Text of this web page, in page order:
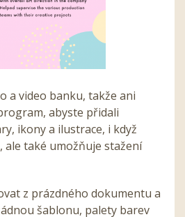
a video banku, takže ani
abyste přidali
ikony a ilustrace, i když
ale také umožňuje stažení
z prázdného dokumentu a
šablonu, palety barev